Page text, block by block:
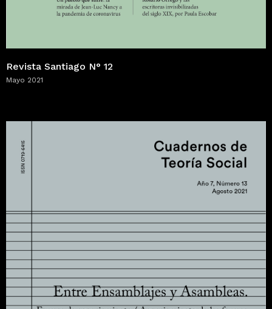
Revista Santiago N° 12
Mayo 2021